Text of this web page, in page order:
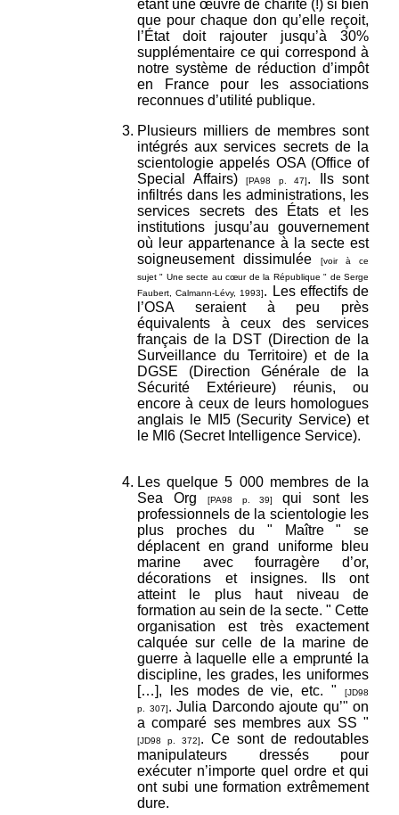
étant une œuvre de charité (!) si bien
que pour chaque don qu’elle reçoit,
l’État doit rajouter jusqu’à 30%
supplémentaire ce qui correspond à
notre système de réduction d’impôt
en France pour les associations
reconnues d’utilité publique.
Plusieurs milliers de membres sont
intégrés aux services secrets de la
scientologie appelés OSA (Office of
Special Affairs)
[PA98 p. 47]. Ils sont
infiltrés dans les administrations, les
services secrets des États et les
institutions jusqu’au gouvernement
où leur appartenance à la secte est
soigneusement dissimulée
[voir à ce
sujet " Une secte au cœur de la République " de Serge
Faubert, Calmann-Lévy, 1993]. Les effectifs de
l’OSA seraient à peu près
équivalents à ceux des services
français de la DST (Direction de la
Surveillance du Territoire) et de la
DGSE (Direction Générale de la
Sécurité Extérieure) réunis, ou
encore à ceux de leurs homologues
anglais le MI5 (Security Service) et
le MI6 (Secret Intelligence Service).
Les quelque 5 000 membres de la
Sea Org
[PA98 p. 39]qui sont les
professionnels de la scientologie les
plus proches du " Maître " se
déplacent en grand uniforme bleu
marine avec fourragère d’or,
décorations et insignes. Ils ont
atteint le plus haut niveau de
formation au sein de la secte. " Cette
organisation est très exactement
calquée sur celle de la marine de
guerre à laquelle elle a emprunté la
discipline, les grades, les uniformes
[…], les modes de vie, etc. "
[JD98
p. 307]. Julia Darcondo ajoute qu’" on
a comparé ses membres aux SS "
[JD98 p. 372]. Ce sont de redoutables
manipulateurs dressés pour
exécuter n’importe quel ordre et qui
ont subi une formation extrêmement
dure.